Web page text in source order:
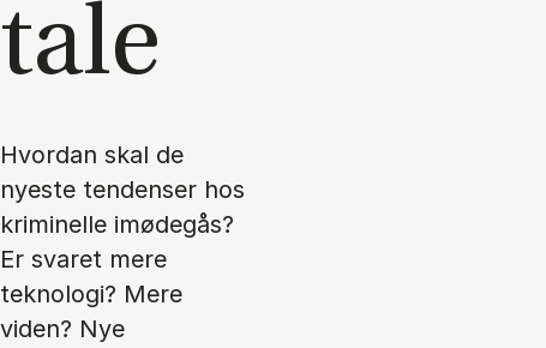
ta­le
Hvordan skal de
nyeste tendenser hos
kriminelle imødegås?
Er svaret mere
teknologi? Mere
viden? Nye